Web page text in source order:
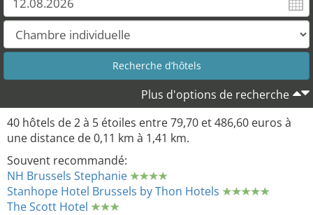
Plus d'options de recherche
40 hôtels de 2 à 5 étoiles entre 79,70 et 486,60 euros à
une distance de 0,11 km à 1,41 km.
Souvent recommandé:
NH Brussels Stephanie
Stanhope Hotel Brussels by Thon Hotels
The Scott Hotel